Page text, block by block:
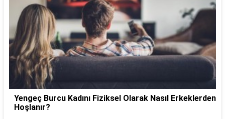
Yengeç Burcu Kadını Fiziksel Olarak Nasıl Erkeklerden
Hoşlanır?